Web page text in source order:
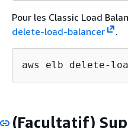
Pour les Classic Load
delete-load-balancer
.
aws elb delete-
(Facultatif)